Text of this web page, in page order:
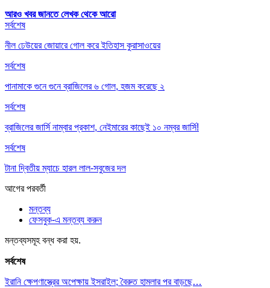
আরও খবর জানতে লেখক থেকে আরো
সর্বশেষ
নীল ঢেউয়ের জোয়ারে গোল করে ইতিহাস কুরাসাওয়ের
সর্বশেষ
পানামাকে গুনে গুনে ব্রাজিলের ৬ গোল, হজম করেছে ২
সর্বশেষ
ব্রাজিলের জার্সি নাম্বার প্রকাশ, নেইমারের কাছেই ১০ নম্বর জার্সি!
সর্বশেষ
টানা দ্বিতীয় ম্যাচে হারল লাল-সবুজের দল
আগেরপরবর্তী
মন্তব্য
ফেসবুক-এ মন্তব্য করুন
মন্তব্যসমূহ বন্ধ করা হয়.
সর্বশেষ
ইরানি ক্ষেপণাস্ত্রের অপেক্ষায় ইসরাইল; বৈরুত হামলার পর বাড়ছে…